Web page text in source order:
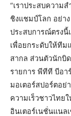
“เราประสบความ
ชิงแชมป์โลก อย่า
ประสบการณ์ตรงนี้
เพื่อยกระดับให้ทีม
สากล ส่วนตัวนักบิ
รายการ พีทีที บีอา
มอเตอร์สปอร์ตอย่
ความเร็วชาวไทย
อินเตอร์เนชั่นแนล